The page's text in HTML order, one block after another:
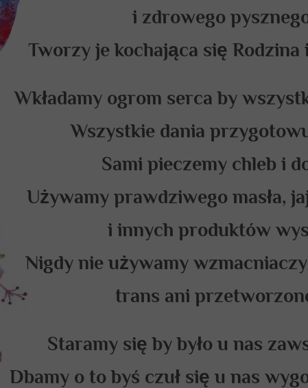
i zdrowego
Tworzy je kochająca się
Wkładamy ogrom serca by
Wszystkie dania
Sami pieczemy chleb i
Używamy prawdziwego masła,
i innych produktów
Nigdy nie używamy
trans ani
Staramy się by było u nas
Dbamy o to byś czuł się u nas